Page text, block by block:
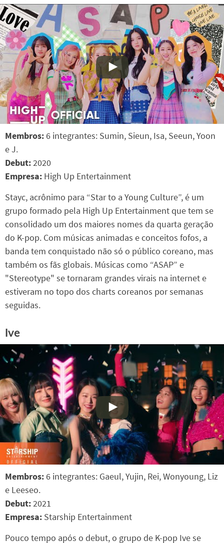
Membros: 6 integrantes: Sumin, Sieun, Isa, Seeun, Yoon
e J.
Debut:2020
Empresa: High Up Entertainment
Stayc, acrônimo para “Star to a Young Culture”, é um
grupo formado pela High Up Entertainment que tem se
consolidado um dos maiores nomes da quarta geração
do K-pop. Com músicas animadas e conceitos fofos, a
banda tem conquistado não só o público coreano, mas
também os fãs globais. Músicas como “ASAP” e
"Stereotype" se tornaram grandes virais na internet e
estiveram no topo dos charts coreanos por semanas
seguidas.
Ive
Membros: 6 integrantes: Gaeul, Yujin, Rei, Wonyoung, Liz
e Leeseo.
Debut:2021
Empresa: Starship Entertainment
Pouco tempo após o debut, o grupo de K-pop Ive se